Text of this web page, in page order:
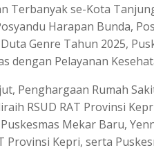
Terbanyak se-Kota
Harapan Bunda,
Genre Tahun 2025,
dengan Pelayanan
Penghargaan Rumah
RSUD RAT Provinsi
Puskesmas Mekar Baru,
Provinsi Kepri, serta